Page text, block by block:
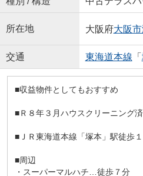
所在地 大阪府大阪
交通 東海道本線 「
■収益物件としてもおすすめ
■Ｒ８年３月ハウスクリーニング済
■ＪＲ東海道本線「塚本」駅徒歩
■周辺
・スーパーマルハチ…徒歩７分